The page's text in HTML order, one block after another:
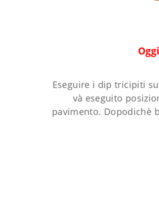
Eseguire i dip tricipiti
và eseguito
pavimento. Dopodichè